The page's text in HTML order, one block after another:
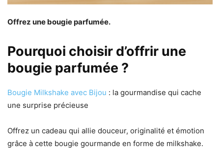
Offrez une bougie parfumée.
Pourquoi choisir d’offrir une
bougie parfumée ?
Bougie Milkshake avec Bijou : la gourmandise qui cache
une surprise précieuse
Offrez un cadeau qui allie douceur, originalité et émotion
grâce à cette bougie gourmande en forme de milkshake.